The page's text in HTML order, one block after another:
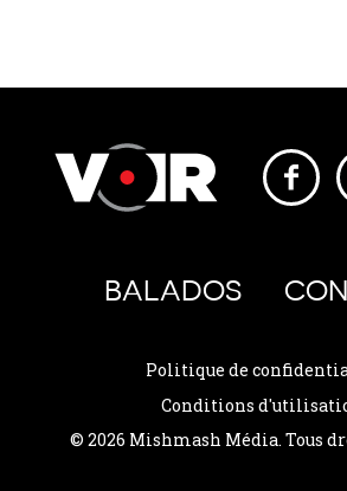
BALADOS
Politique de
Conditions
© 2026 Mishmash Média. Tous